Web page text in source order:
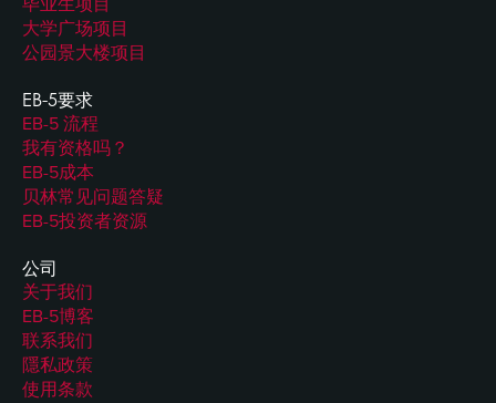
大学广场项目
公园景大楼项目
EB-5要求
EB-5 流程
我有资格吗？
EB-5成本
贝林常见问题答疑
EB-5投资者资源
公司
关于我们
EB-5博客
联系我们
隱私政策
使用条款